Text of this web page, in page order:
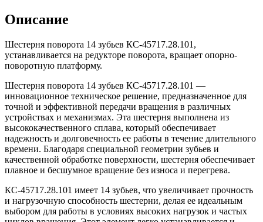
Описание
Шестерня поворота 14 зубьев КС-45717.28.101,
устанавливается на редукторе поворота, вращает опорно-
поворотную платформу.
Шестерня поворота 14 зубьев КС-45717.28.101 —
инновационное техническое решение, предназначенное для
точной и эффективной передачи вращения в различных
устройствах и механизмах. Эта шестерня выполнена из
высококачественного сплава, который обеспечивает
надежность и долговечность ее работы в течение длительного
времени. Благодаря специальной геометрии зубьев и
качественной обработке поверхности, шестерня обеспечивает
плавное и бесшумное вращение без износа и перегрева.
КС-45717.28.101 имеет 14 зубьев, что увеличивает прочность
и нагрузочную способность шестерни, делая ее идеальным
выбором для работы в условиях высоких нагрузок и частых